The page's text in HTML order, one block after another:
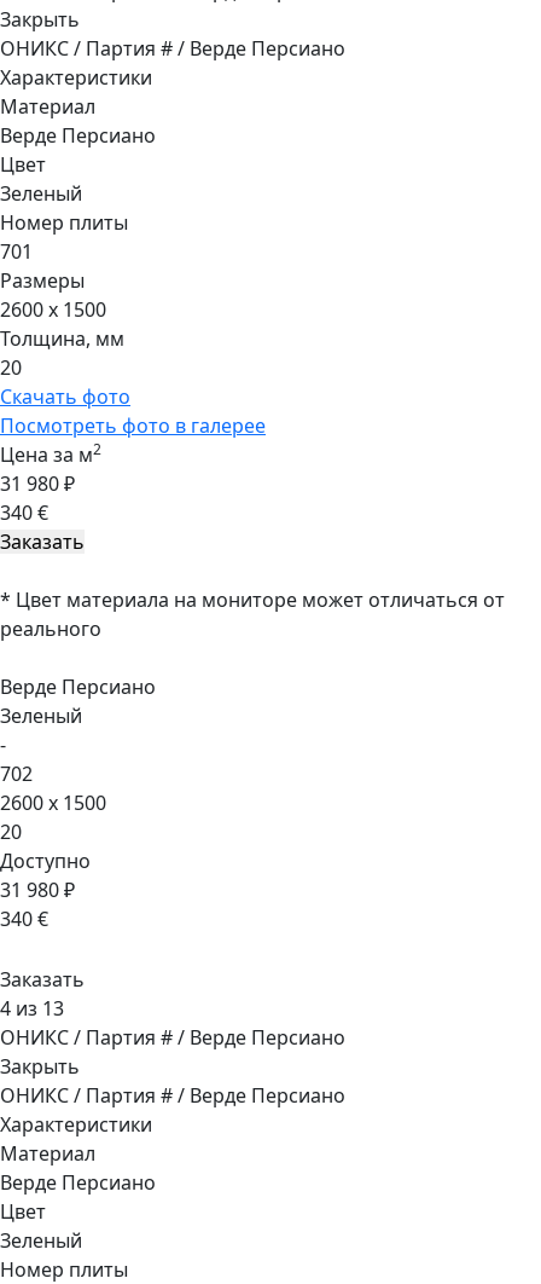
Закрыть
ОНИКС / Партия # / Верде Персиано
Характеристики
Материал
Верде Персиано
Цвет
Зеленый
Номер плиты
701
Размеры
2600 x 1500
Толщина, мм
20
Скачать фото
Посмотреть фото в галерее
Цена за м2
31 980 ₽
340 €
* Цвет материала на мониторе может отличаться от
реального
Верде Персиано
Зеленый
-
702
2600 x 1500
20
Доступно
31 980 ₽
340 €
Заказать
4 из 13
ОНИКС / Партия # / Верде Персиано
Закрыть
ОНИКС / Партия # / Верде Персиано
Характеристики
Материал
Верде Персиано
Цвет
Зеленый
Номер плиты